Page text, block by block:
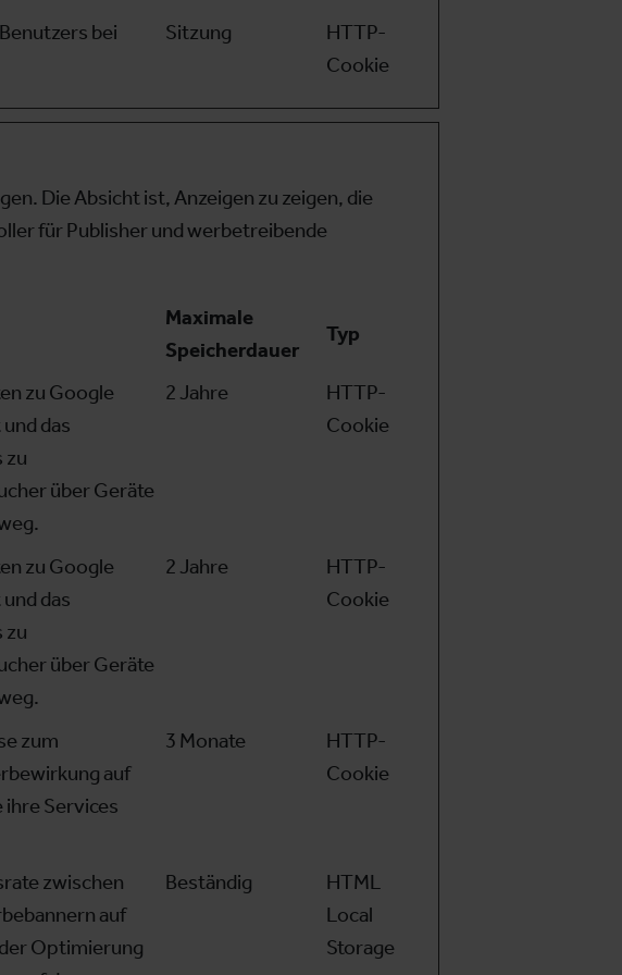
bei
Sitzung
HTTP-
Cookie
Die Absicht ist, Anzeigen zu zeigen, die
für Publisher und werbetreibende
Maximale
Speicherdauer
Typ
zu Google
das
zu
über Geräte
2 Jahre
HTTP-
Cookie
zu Google
das
zu
über Geräte
2 Jahre
HTTP-
Cookie
zum
auf
Services
3 Monate
HTTP-
Cookie
zwischen
auf
Optimierung
Beständig
HTML
Local
Storage